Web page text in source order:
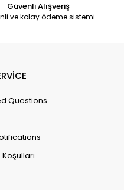
Güvenli Alışveriş
ve kolay ödeme sistemi
Questions